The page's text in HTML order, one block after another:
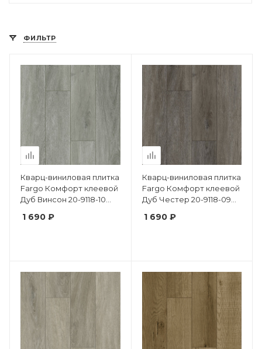
ФИЛЬТР
Кварц-виниловая плитка
Fargo Комфорт клеевой
Дуб Винсон 20-9118-10
1 690 ₽
Кварц-виниловая плитка
Fargo Комфорт клеевой
Дуб Честер 20-9118-09
1 690 ₽